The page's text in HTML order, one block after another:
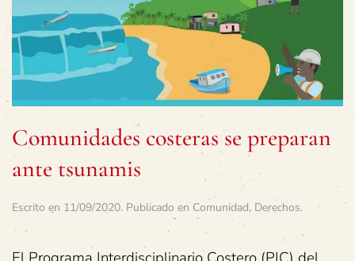
Comunidades costeras se preparan
ante tsunamis
Escrito en 11/09/2020. Publicado en Comunidad, Derechos.